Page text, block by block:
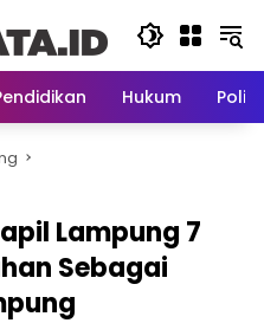
Hukum
Lampung 7
Sebagai